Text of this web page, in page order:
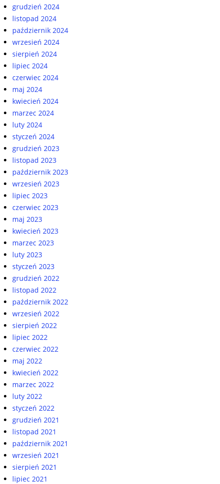
grudzień 2024
listopad 2024
październik 2024
wrzesień 2024
sierpień 2024
lipiec 2024
czerwiec 2024
maj 2024
kwiecień 2024
marzec 2024
luty 2024
styczeń 2024
grudzień 2023
listopad 2023
październik 2023
wrzesień 2023
lipiec 2023
czerwiec 2023
maj 2023
kwiecień 2023
marzec 2023
luty 2023
styczeń 2023
grudzień 2022
listopad 2022
październik 2022
wrzesień 2022
sierpień 2022
lipiec 2022
czerwiec 2022
maj 2022
kwiecień 2022
marzec 2022
luty 2022
styczeń 2022
grudzień 2021
listopad 2021
październik 2021
wrzesień 2021
sierpień 2021
lipiec 2021